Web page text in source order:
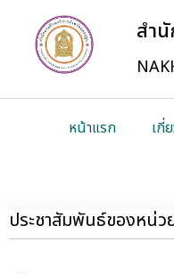
สำ
หน้าแรก เกี่
ประชาสัมพันธ์ของหน่